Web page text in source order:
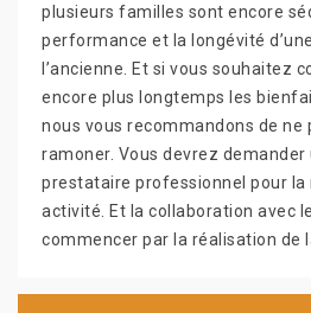
plusieurs familles sont encore
performance et la longévité
l’ancienne. Et si vous souhaitez
encore plus longtemps les
nous vous recommandons de ne
ramoner. Vous devrez demander
prestataire professionnel pour
activité. Et la collaboration avec
commencer par la réalisation de